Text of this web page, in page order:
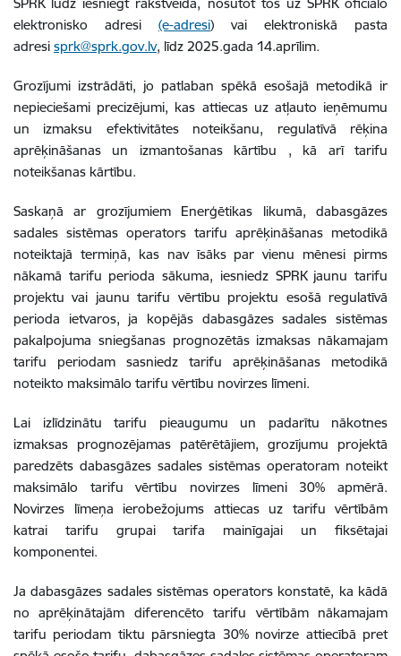
elektronisko adresi (e-adresi) vai elektroniskā pasta
adresi sprk@sprk.gov.lv, līdz 2025.gada 14.aprīlim.
Grozījumi izstrādāti, jo patlaban spēkā esošajā metodikā ir
nepieciešami precizējumi, kas attiecas uz atļauto ieņēmumu
un izmaksu efektivitātes noteikšanu, regulatīvā rēķina
aprēķināšanas un izmantošanas kārtību , kā arī tarifu
noteikšanas kārtību.
Saskaņā ar grozījumiem Enerģētikas likumā, dabasgāzes
sadales sistēmas operators tarifu aprēķināšanas metodikā
noteiktajā termiņā, kas nav īsāks par vienu mēnesi pirms
nākamā tarifu perioda sākuma, iesniedz SPRK jaunu tarifu
projektu vai jaunu tarifu vērtību projektu esošā regulatīvā
perioda ietvaros, ja kopējās dabasgāzes sadales sistēmas
pakalpojuma sniegšanas prognozētās izmaksas nākamajam
tarifu periodam sasniedz tarifu aprēķināšanas metodikā
noteikto maksimālo tarifu vērtību novirzes līmeni.
Lai izlīdzinātu tarifu pieaugumu un padarītu nākotnes
izmaksas prognozējamas patērētājiem, grozījumu projektā
paredzēts dabasgāzes sadales sistēmas operatoram noteikt
maksimālo tarifu vērtību novirzes līmeni 30% apmērā.
Novirzes līmeņa ierobežojums attiecas uz tarifu vērtībām
katrai tarifu grupai tarifa mainīgajai un fiksētajai
komponentei.
Ja dabasgāzes sadales sistēmas operators konstatē, ka kādā
no aprēķinātajām diferencēto tarifu vērtībām nākamajam
tarifu periodam tiktu pārsniegta 30% novirze attiecībā pret